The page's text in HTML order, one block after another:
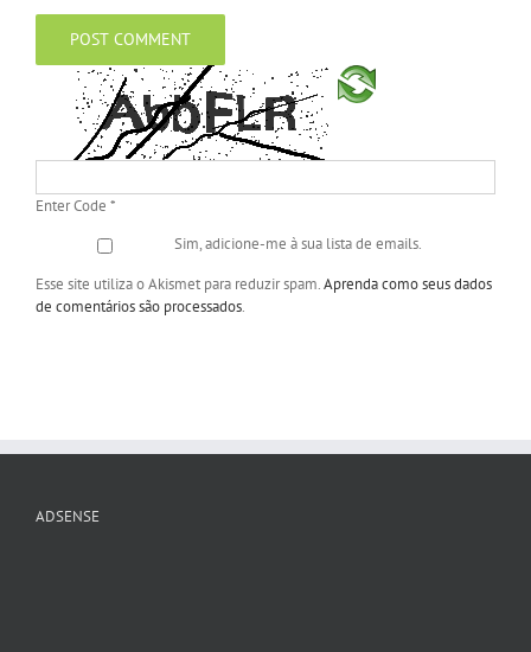
Enter Code *
Sim, adicione-me à sua lista de emails.
Esse site utiliza o Akismet para reduzir spam.Aprenda como seus dados
de comentários são processados.
ADSENSE